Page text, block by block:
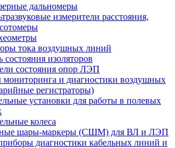
дальномеры
измерители расстояния,
тока воздушных линий
состояния изоляторов
состояния опор ЛЭП
и диагностики воздушных
регистраторы)
установки для работы в полевых
колеса
шары-маркеры (СШМ) для ВЛ и ЛЭП
диагностики кабельных линий и